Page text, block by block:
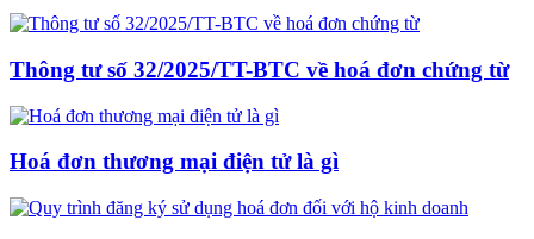
Thông tư số 32/2025/TT-BTC về hoá đơn chứng từ
Hoá đơn thương mại điện tử là gì